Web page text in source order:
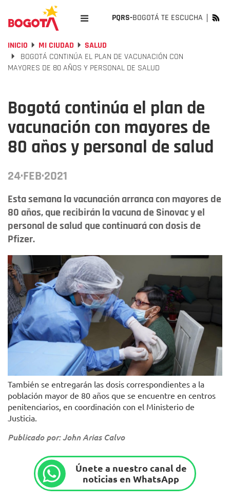
PQRS-BOGOTÁ TE ESCUCHA
INICIO MI CIUDAD
SALUD
BOGOTÁ CONTINÚA EL PLAN DE VACUNACIÓN CON
MAYORES DE 80 AÑOS Y PERSONAL DE SALUD
Bogotá continúa el plan de
vacunación con mayores de
80 años y personal de salud
24·FEB·2021
Esta semana la vacunación arranca con mayores de
80 años, que recibirán la vacuna de Sinovac y el
personal de salud que continuará con dosis de
Pfizer.
También se entregarán las dosis correspondientes a la
población mayor de 80 años que se encuentre en centros
penitenciarios, en coordinación con el Ministerio de
Justicia.
Publicado por: John Arias Calvo
Únete a nuestro canal de
noticias en WhatsApp